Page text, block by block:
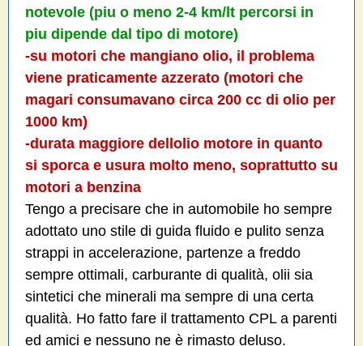
notevole (piu o meno 2-4 km/lt percorsi in
piu dipende dal tipo di motore)
-su motori che mangiano olio, il problema
viene praticamente azzerato (motori che
magari consumavano circa 200 cc di olio per
1000 km)
-durata maggiore dellolio motore in quanto
si sporca e usura molto meno, soprattutto su
motori a benzina
Tengo a precisare che in automobile ho sempre
adottato uno stile di guida fluido e pulito senza
strappi in accelerazione, partenze a freddo
sempre ottimali, carburante di qualità, olii sia
sintetici che minerali ma sempre di una certa
qualità. Ho fatto fare il trattamento CPL a parenti
ed amici e nessuno ne è rimasto deluso.